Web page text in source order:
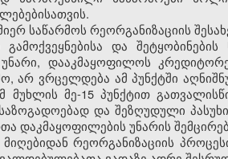
საწარმოს რეორგანიზაციის
გამოქვეყნებისა და
დააკმაყოფილოს
არ ვრცელდება ამ პუნქტში
მუხლის მე-15 პუნქტით
საზოგადოებად და შეზღუდული
დაკმაყოფილების უნარის
მიღებიდან რეორგანიზაციის